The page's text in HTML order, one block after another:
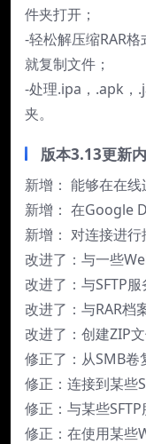
件夹打开；
-轻松解压缩RAR
就复制文件；
-处理.ipa，.apk，
夹。
版本3.13更新
新增： 能够在在线
新增： 在Google
新增： 对连接进行
改进了：与一些
改进了：与SFTP服
改进了：与RAR档
改进了：创建ZIP
修正了：从SMB卷
修正：连接到某些
修正：与某些SFTP
修正：在使用某些